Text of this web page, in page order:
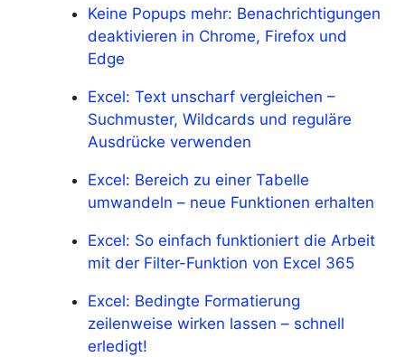
Keine Popups mehr: Benachrichtigungen
deaktivieren in Chrome, Firefox und
Edge
Excel: Text unscharf vergleichen –
Suchmuster, Wildcards und reguläre
Ausdrücke verwenden
Excel: Bereich zu einer Tabelle
umwandeln – neue Funktionen erhalten
Excel: So einfach funktioniert die Arbeit
mit der Filter-Funktion von Excel 365
Excel: Bedingte Formatierung
zeilenweise wirken lassen – schnell
erledigt!